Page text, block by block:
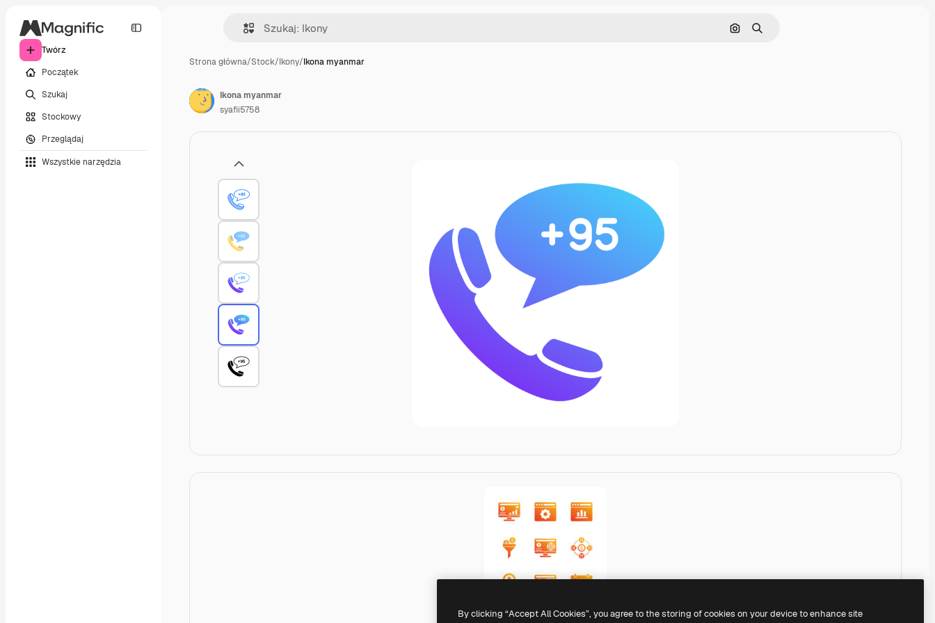
Twórz
Początek
Szukaj
Stockowy
Przeglądaj
Wszystkie narzędzia
Szukaj według obrazu
Szukaj
Strona główna/Stock/Ikony/Ikona myanmar
Generic gradient fill
Ikona myanmar
syafii5758
By clicking “Accept All Cookies”, you agree to the storing of cookies on your device to enhance site